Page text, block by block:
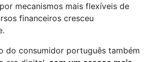
mecanismos mais flexíveis de
financeiros cresceu
do consumidor português também